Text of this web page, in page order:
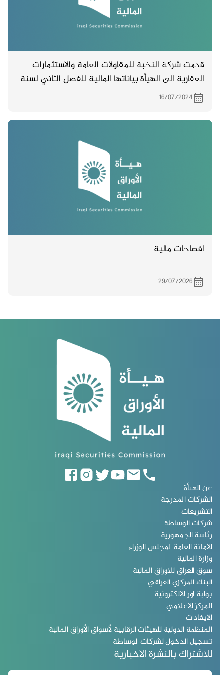
قدمت شركة النخبة للمقاولات العامة والاستثمارات
العقارية الى الهيأة بياناتها المالية للفصل الثاني لسنة
2024
16/07/2024
افصاحات مالية ــــ
29/07/2026
عن الهيأة
الشركات المدرجة
التشريعات
شركات الوساطة
رئاسة الجمهورية
الامانة العامة لمجلس الوزراء
وزارة المالية
سوق العراق للاوراق المالية
البنك المركزي العراقي
بوابة اور الالكترونية
المركز الاعلامي
الايفادات
المنظمة الدولية للهيئات الرقابية لأسواق الأوراق المالية
تسجيل الدخول لشركات الوساطة
للاشتراك بالنشرة الاخبارية